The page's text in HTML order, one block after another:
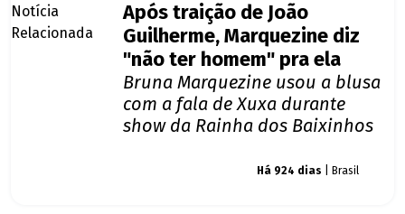
Após traição de João
Guilherme, Marquezine diz
"não ter homem" pra ela
Bruna Marquezine usou a blusa
com a fala de Xuxa durante
show da Rainha dos Baixinhos
Há 924 dias | Brasil